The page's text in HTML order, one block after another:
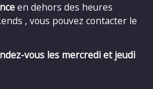
en dehors des heures
, vous pouvez contacter le
vous les mercredi et jeudi